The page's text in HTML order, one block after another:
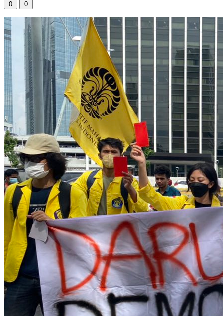
0 0